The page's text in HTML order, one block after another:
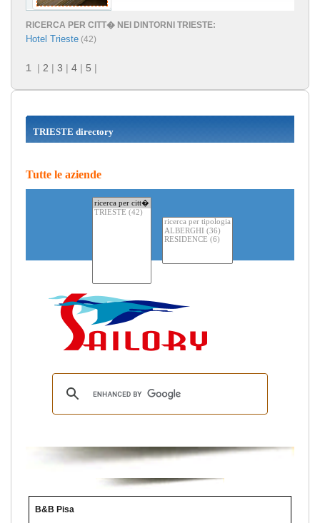
RICERCA PER CITT� NEI DINTORNI TRIESTE:
Hotel Trieste (42)
1 | 2 | 3 | 4 | 5 |
TRIESTE directory
Tutte le aziende
B&B Pisa